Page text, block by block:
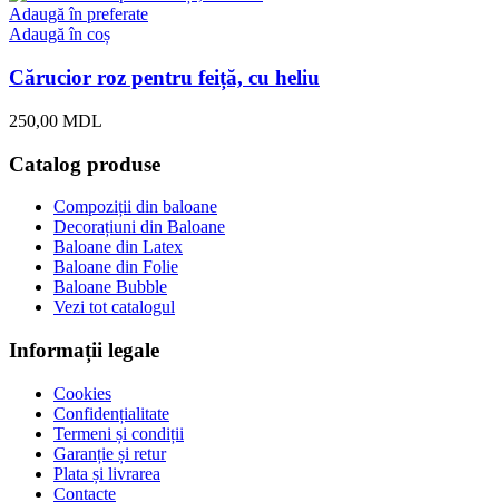
Adaugă în preferate
Adaugă în coș
Cărucior roz pentru feiță, cu heliu
250,00 MDL
Catalog produse
Compoziții din baloane
Decorațiuni din Baloane
Baloane din Latex
Baloane din Folie
Baloane Bubble
Vezi tot catalogul
Informații legale
Cookies
Confidențialitate
Termeni și condiții
Garanție și retur
Plata și livrarea
Contacte